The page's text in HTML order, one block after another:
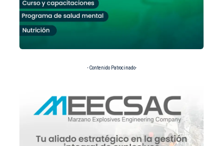
- Contenido Patrocinado-